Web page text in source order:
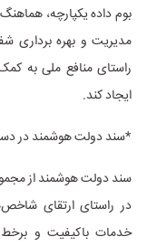
بوم داده یکپارچه، هماهنگ
مدیریت و بهره برداری
راستای منافع ملی به کمک
ایجاد کند.
*سند دولت هوشمند در
سند دولت هوشمند از
در راستای ارتقای
خدمات باکیفیت و